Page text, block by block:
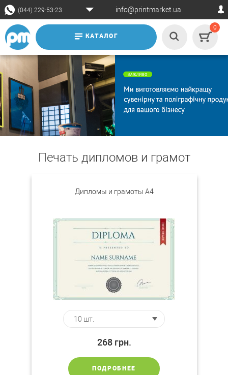
(044) 229-53-23 info@printmarket.ua
КАТАЛОГ
0
Печать дипломов и грамот
Дипломы и грамоты А4
268 грн.
ПОДРОБНЕЕ